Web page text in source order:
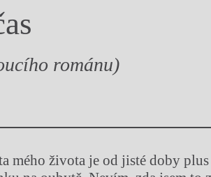
románu)
mého života je od jisté doby